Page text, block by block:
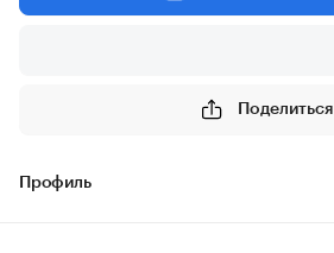
Поделиться
Профиль